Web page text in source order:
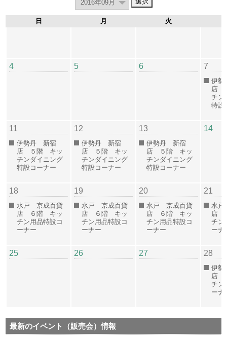
日 月 火
4 5 6 7
伊
店
チン
特設
11
伊勢丹 新宿
店 ５階 キッ
チンダイニング
特設コーナー
12
伊勢丹 新宿
店 ５階 キッ
チンダイニング
特設コーナー
13
伊勢丹 新宿
店 ５階 キッ
チンダイニング
特設コーナー
14
18
水戸 京成百貨
店 ６階 キッ
チン用品特設コ
ーナー
19
水戸 京成百貨
店 ６階 キッ
チン用品特設コ
ーナー
20
水戸 京成百貨
店 ６階 キッ
チン用品特設コ
ーナー
21
水
店
チン
ーナ
25 26 27 28
伊
店
チン
ーナ
最新のイベント（販売会）情報